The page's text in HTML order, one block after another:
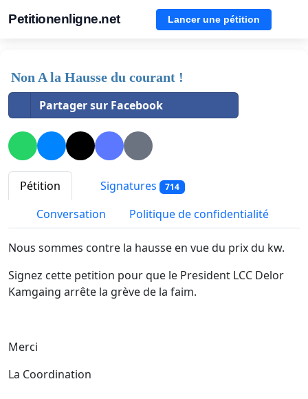
Petitionenligne.net Lancer une pétition
Non A la Hausse du courant !
Partager sur Facebook
Pétition Signatures 714
Conversation Politique de confidentialité
Nous sommes contre la hausse en vue du prix du kw.
Signez cette petition pour que le President LCC Delor
Kamgaing arrête la grève de la faim.
Merci
La Coordination